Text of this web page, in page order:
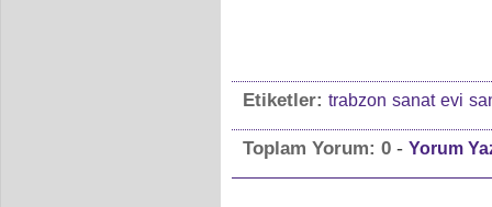
Etiketler: trabzon sanat evi
Toplam Yorum: 0- Yorum